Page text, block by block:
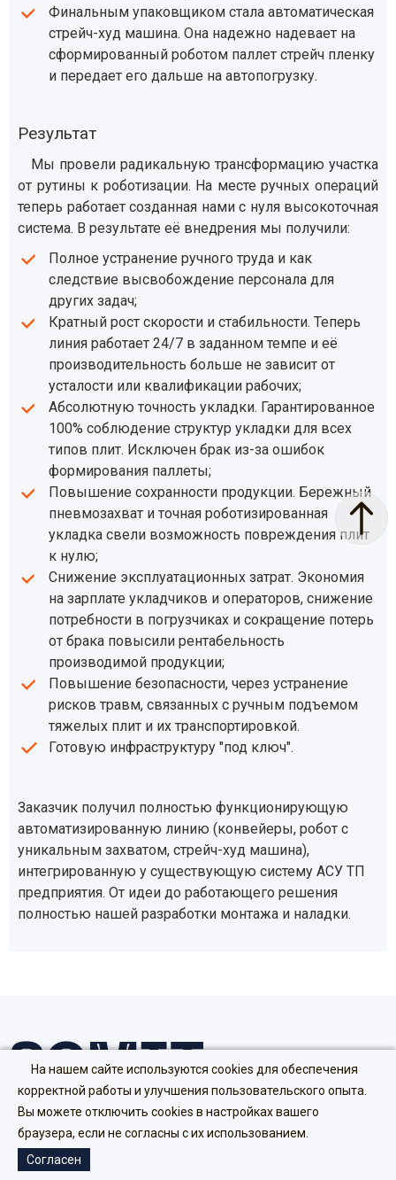
Финальным упаковщиком стала автоматическая
стрейч-худ машина. Она надежно надевает на
сформированный роботом паллет стрейч пленку
и передает его дальше на автопогрузку.
Результат
Мы провели радикальную трансформацию участка
от рутины к роботизации. На месте ручных операций
теперь работает созданная нами с нуля высокоточная
система. В результате её внедрения мы получили:
Полное устранение ручного труда и как
следствие высвобождение персонала для
других задач;
Кратный рост скорости и стабильности. Теперь
линия работает 24/7 в заданном темпе и её
производительность больше не зависит от
усталости или квалификации рабочих;
Абсолютную точность укладки. Гарантированное
100% соблюдение структур укладки для всех
типов плит. Исключен брак из-за ошибок
формирования паллеты;
Повышение сохранности продукции. Бережный
пневмозахват и точная роботизированная
укладка свели возможность повреждения плит
к нулю;
Снижение эксплуатационных затрат. Экономия
на зарплате укладчиков и операторов, снижение
потребности в погрузчиках и сокращение потерь
от брака повысили рентабельность
производимой продукции;
Повышение безопасности, через устранение
рисков травм, связанных с ручным подъемом
тяжелых плит и их транспортировкой.
Готовую инфраструктуру "под ключ".
Заказчик получил полностью функционирующую
автоматизированную линию (конвейеры, робот с
уникальным захватом, стрейч-худ машина),
интегрированную у существующую систему АСУ ТП
предприятия. От идеи до работающего решения
полностью нашей разработки монтажа и наладки.
Направить тех. задание
Оборудование
На нашем сайте используются cookies для обеспечения
корректной работы и улучшения пользовательского опыта.
Вы можете отключить cookies в настройках вашего
браузера, если не согласны с их использованием.
Согласен